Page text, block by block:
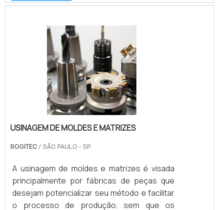
diversos tipos de plásticos como por
PVC; Entre outros.Muito utilizado para suprir
diferentes segmentos como o de
autopeças, brinquedos e linha branca,.
USINAGEM DE MOLDES E MATRIZES
ROGITEC / SÃO PAULO - SP
A usinagem de moldes e matrizes é visada
principalmente por fábricas de peças que
desejam potencializar seu método e facilitar
o processo de produção, sem que os